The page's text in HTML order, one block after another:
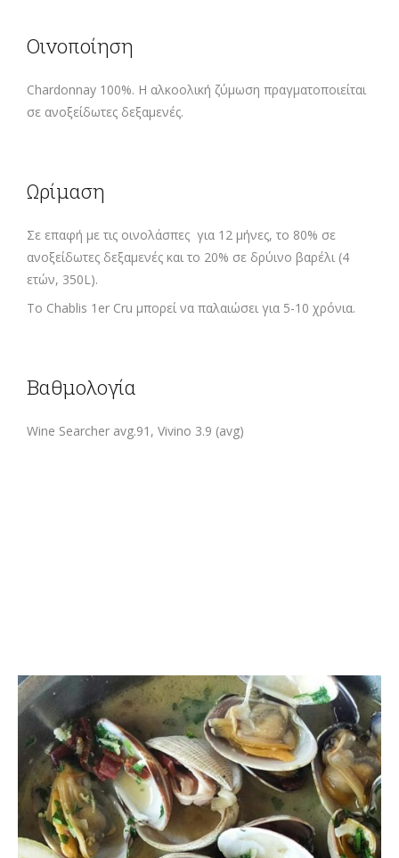
Οινοποίηση
Chardonnay 100%. Η αλκοολική ζύμωση πραγματοποιείται
σε ανοξείδωτες δεξαμενές.
Ωρίμαση
Σε επαφή με τις οινολάσπες για 12 μήνες, το 80% σε
ανοξείδωτες δεξαμενές και το 20% σε δρύινο βαρέλι (4
ετών, 350L).
Το Chablis 1er Cru μπορεί να παλαιώσει για 5-10 χρόνια.
Βαθμολογία
Wine Searcher avg.91, Vivino 3.9 (avg)